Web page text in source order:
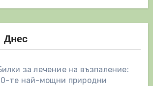
Днес
за лечение на възпаление:
те най-мощни природни